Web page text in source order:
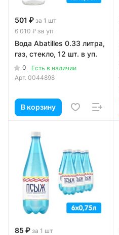
501 ₽ за 1 шт
6 010 ₽ за уп
Вода Abatilles 0.33 литра,
газ, стекло, 12 шт. в уп.
0
Есть в наличии
Арт. 0044898
В корзину
85 ₽ за 1 шт